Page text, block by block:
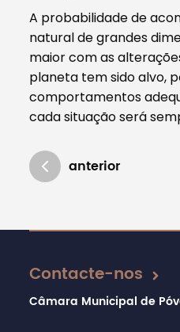
A probabilidade de
natural de grandes
maior com as
planeta tem sido alvo,
comportamentos
cada situação será
anterior
Atualizado em 16/12/
Contacte-nos
Câmara Municipal de